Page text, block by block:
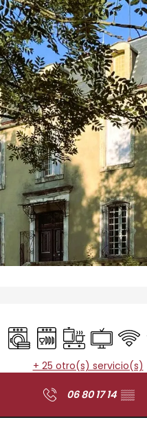
LavadoraLavavajillas
Placa deTelevisión
Wifi
+ 25 otro(s) servicio(s)
06 80 17 14 ▒▒